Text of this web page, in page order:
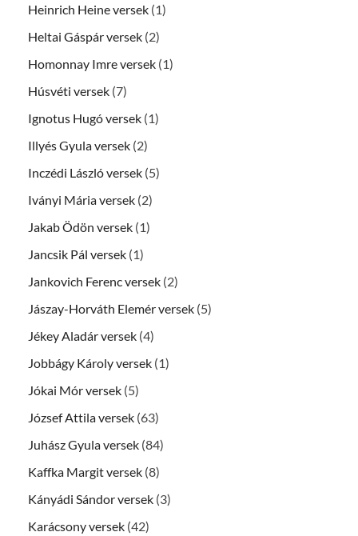
Heinrich Heine versek (1)
Heltai Gáspár versek (2)
Homonnay Imre versek (1)
Húsvéti versek (7)
Ignotus Hugó versek (1)
Illyés Gyula versek (2)
Inczédi László versek (5)
Iványi Mária versek (2)
Jakab Ödön versek (1)
Jancsik Pál versek (1)
Jankovich Ferenc versek (2)
Jászay-Horváth Elemér versek (5)
Jékey Aladár versek (4)
Jobbágy Károly versek (1)
Jókai Mór versek (5)
József Attila versek (63)
Juhász Gyula versek (84)
Kaffka Margit versek (8)
Kányádi Sándor versek (3)
Karácsony versek (42)